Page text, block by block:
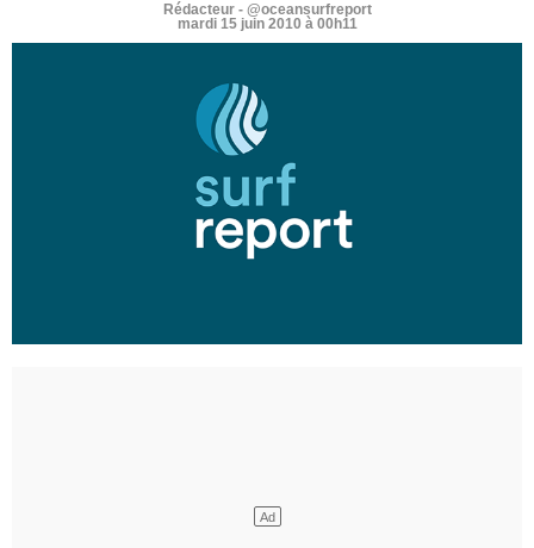
Rédacteur- @oceansurfreport
mardi 15 juin 2010 à 00h11